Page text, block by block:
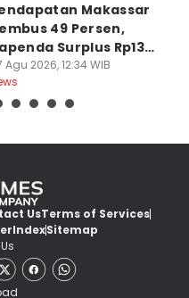
Makassar
49 Persen,
Surplus Rp130
Agu 2026, 12:34 WIB
UsTerms of Services
IndexSitemap